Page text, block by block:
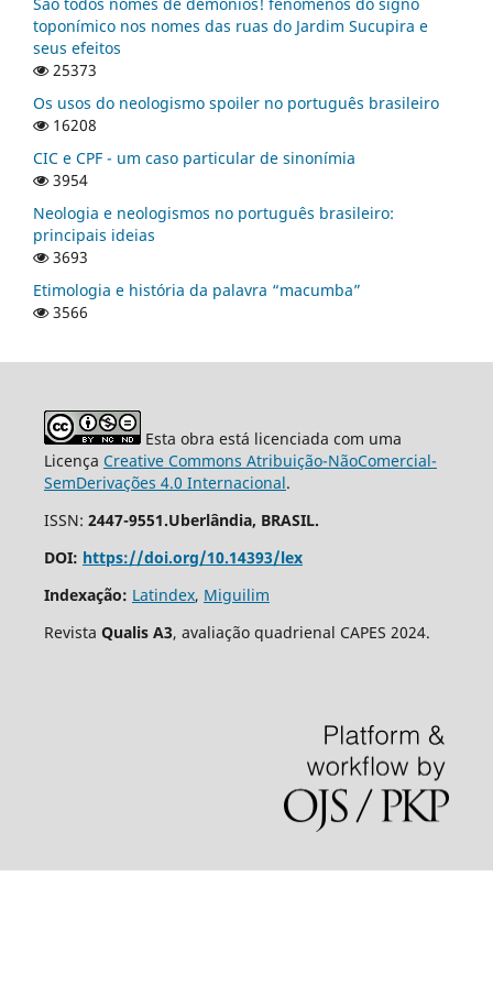
toponímico nos nomes das ruas do Jardim Sucupira e
seus efeitos
25373
Os usos do neologismo spoiler no português brasileiro
16208
CIC e CPF - um caso particular de sinonímia
3954
Neologia e neologismos no português brasileiro:
principais ideias
3693
Etimologia e história da palavra “macumba”
3566
Esta obra está licenciada com uma
Licença Creative Commons Atribuição-NãoComercial-
SemDerivações 4.0 Internacional.
ISSN: 2447-9551.Uberlândia, BRASIL.
DOI: https://doi.org/10.14393/lex
Indexação: Latindex, Miguilim
Revista Qualis A3, avaliação quadrienal CAPES 2024.